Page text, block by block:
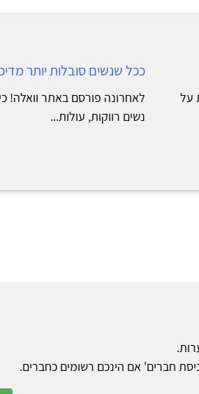
על
ככל שנשים סובלות יותר
לאחרונה פורסם באתר וואלה!
נשים רווקות, עולות...
חברים' אם הינכם רשומים כחברים.